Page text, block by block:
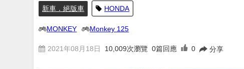
新車．絕版車 HONDA
MONKEY Monkey 125
2021年08月18日 10,009次瀏覽 0篇回應 0 分享